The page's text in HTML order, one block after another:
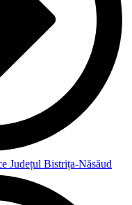
Județul Bistrița-Năsăud